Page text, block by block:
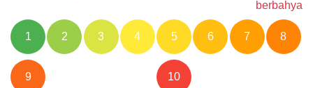
berbahya
1 2 3 4 5 6 7 8
9 10